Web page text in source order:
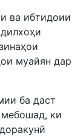
ва ибтидоии
муайян дар
ба даст
ки